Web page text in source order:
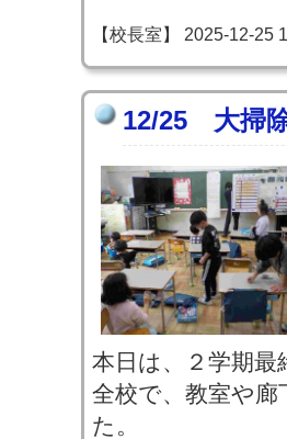
【校長室】 2025-12-25
12/25 大掃
本日は、２学期
全校で、教室や
た。